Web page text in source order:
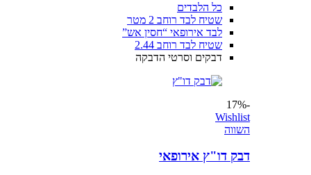
כל הלבדים
שטיח לבד רוחב 2 מטר
לבד אירופאי “חסין אש”
שטיח לבד רוחב 2.44
דבקים וסרטי הדבקה
Wishlist
דבק דו"ץ אירופאי